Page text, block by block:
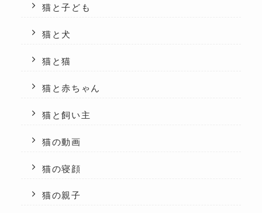
猫と子ども
猫と犬
猫と猫
猫と赤ちゃん
猫と飼い主
猫の動画
猫の寝顔
猫の親子